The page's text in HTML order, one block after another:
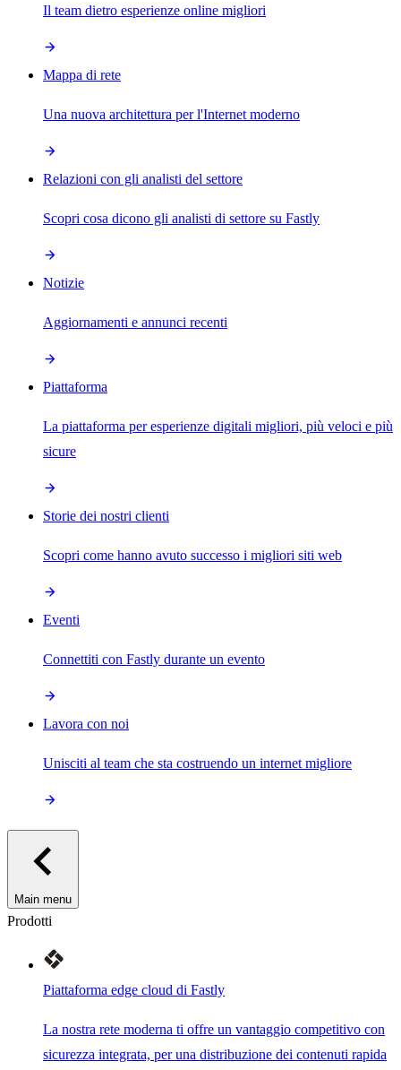
Il team dietro esperienze online migliori
Mappa di rete
Una nuova architettura per l'Internet moderno
Relazioni con gli analisti del settore
Scopri cosa dicono gli analisti di settore su Fastly
Notizie
Aggiornamenti e annunci recenti
Piattaforma
La piattaforma per esperienze digitali migliori, più veloci e più
sicure
Storie dei nostri clienti
Scopri come hanno avuto successo i migliori siti web
Eventi
Connettiti con Fastly durante un evento
Lavora con noi
Unisciti al team che sta costruendo un internet migliore
Main menu
Prodotti
Piattaforma edge cloud di Fastly
La nostra rete moderna ti offre un vantaggio competitivo con
sicurezza integrata, per una distribuzione dei contenuti rapida